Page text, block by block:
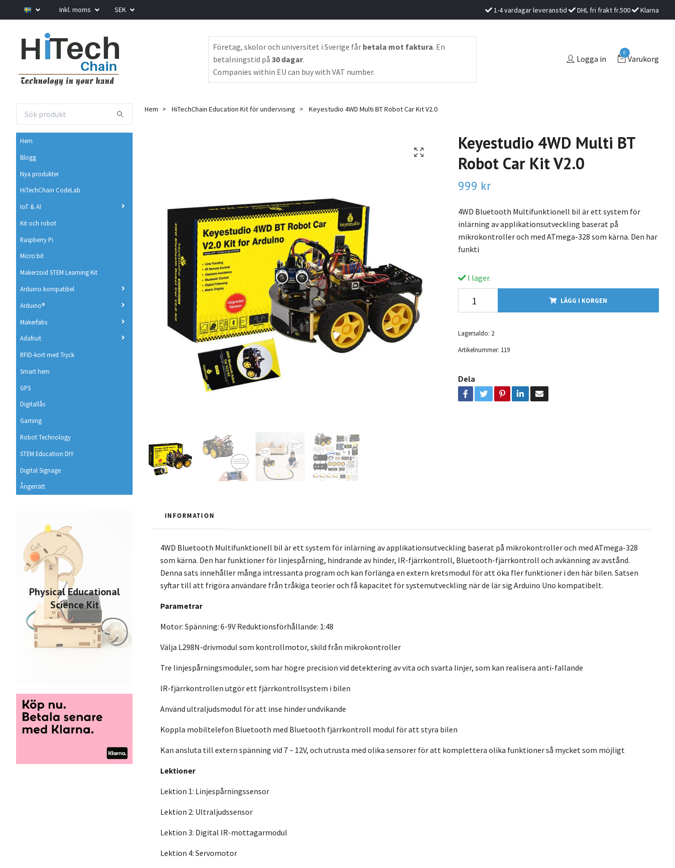
Inkl. moms SEK 1-4 vardagar leveranstid DHL fri frakt fr.500 Klarna
Företag, skolor och universitet i Sverige får betala mot faktura. En
betalningstid på30 dagar.
Companies within EU can buy with VAT number.
Logga in
0
Varukorg
Hem
Blogg
Nya produkter
HiTechChain CodeLab
IoT & AI
Kit och robot
Raspberry Pi
Micro:bit
Makerzoid STEM Learning Kit
Arduino kompatibel
Arduino®
Makerfabs
Adafruit
RFID-kort med Tryck
Smart hem
GPS
Digitallås
Gaming
Robot Technology
STEM Education DIY
Digital Signage
Ångerrätt
Physical Educational
Science Kit
Hem HiTechChain Education Kit för undervising Keyestudio 4WD Multi BT Robot Car Kit V2.0
Keyestudio 4WD Multi BT
Robot Car Kit V2.0
999 kr
4WD Bluetooth Multifunktionell bil är ett system för
inlärning av applikationsutveckling baserat på
mikrokontroller och med ATmega-328 som kärna. Den har
funkti
I lager.
LÄGG I KORGEN
Lagersaldo: 2
Artikelnummer: 119
Dela
INFORMATION
4WD Bluetooth Multifunktionell bil är ett system för inlärning av applikationsutveckling baserat på mikrokontroller och med ATmega-328
som kärna. Den har funktioner för linjespårning, hindrande av hinder, IR-fjärrkontroll, Bluetooth-fjärrkontroll och avkänning av avstånd.
Denna sats innehåller många intressanta program och kan förlänga en extern kretsmodul för att öka fler funktioner i den här bilen. Satsen
syftar till att frigöra användare från tråkiga teorier och få kapacitet för systemutveckling när de lär sig Arduino Uno kompatibelt.
Parametrar
Motor: Spänning: 6-9V Reduktionsförhållande: 1:48
Välja L298N-drivmodul som kontrollmotor, skild från mikrokontroller
Tre linjespårningsmoduler, som har högre precision vid detektering av vita och svarta linjer, som kan realisera anti-fallande
IR-fjärrkontrollen utgör ett fjärrkontrollsystem i bilen
Använd ultraljudsmodul för att inse hinder undvikande
Koppla mobiltelefon Bluetooth med Bluetooth fjärrkontroll modul för att styra bilen
Kan ansluta till extern spänning vid 7 ~ 12V, och utrusta med olika sensorer för att komplettera olika funktioner så mycket som möjligt
Lektioner
Lektion 1: Linjespårningssensor
Lektion 2: Ultraljudssensor
Lektion 3: Digital IR-mottagarmodul
Lektion 4: Servomotor